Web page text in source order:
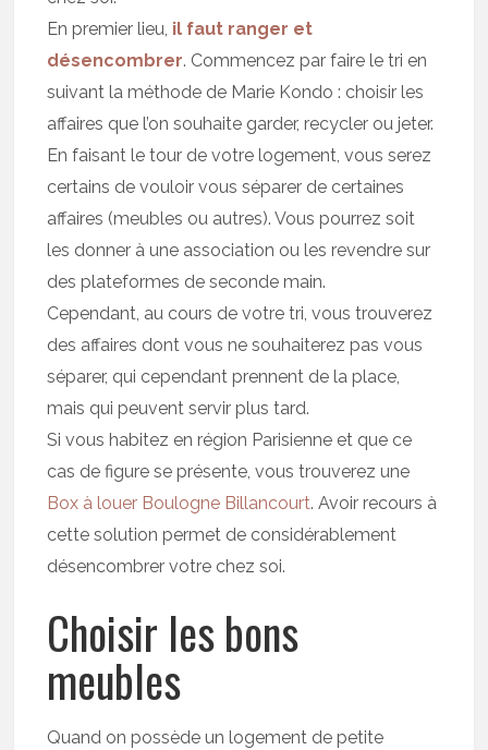
En premier lieu, il faut ranger et
désencombrer. Commencez par faire le tri en
suivant la méthode de Marie Kondo : choisir les
affaires que l’on souhaite garder, recycler ou jeter.
En faisant le tour de votre logement, vous serez
certains de vouloir vous séparer de certaines
affaires (meubles ou autres). Vous pourrez soit
les donner à une association ou les revendre sur
des plateformes de seconde main.
Cependant, au cours de votre tri, vous trouverez
des affaires dont vous ne souhaiterez pas vous
séparer, qui cependant prennent de la place,
mais qui peuvent servir plus tard.
Si vous habitez en région Parisienne et que ce
cas de figure se présente, vous trouverez une
Box à louer Boulogne Billancourt. Avoir recours à
cette solution permet de considérablement
désencombrer votre chez soi.
Choisir les bons
meubles
Quand on possède un logement de petite